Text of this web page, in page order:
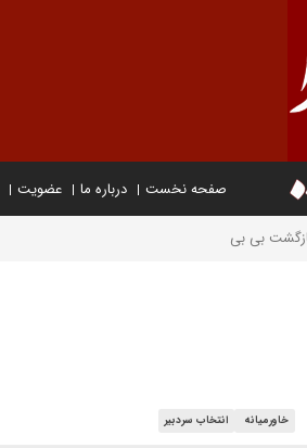
صفحه نخست درباره ما عضویت
بی بی
خاورمیانه انتخاب سردبیر